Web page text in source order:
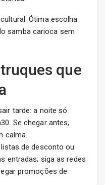
Ótima escolha
samba carioca sem
que
tarde: a noite só
Se chegar antes,
calma.
de desconto ou
entradas; siga as redes
promoções de